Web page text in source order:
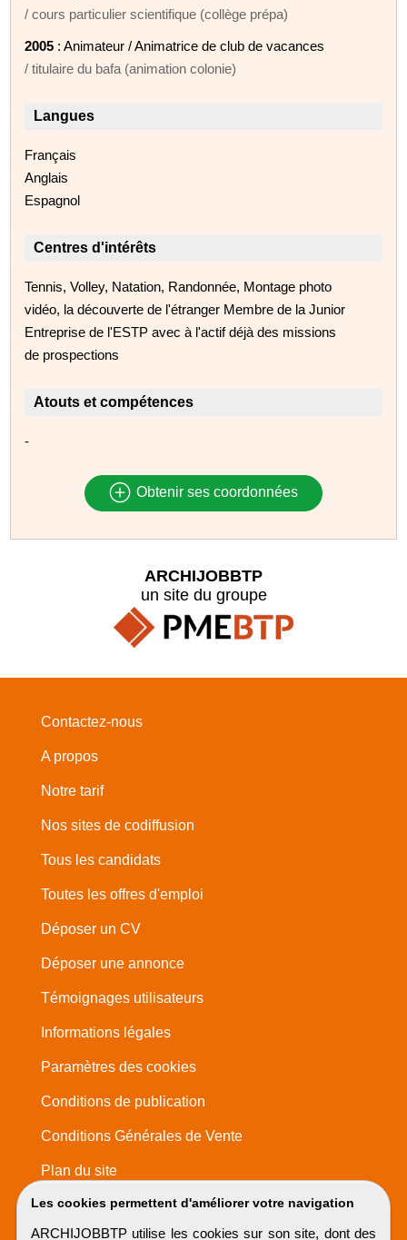
/ cours particulier scientifique (collège prépa)
2005 : Animateur / Animatrice de club de vacances
/ titulaire du bafa (animation colonie)
Langues
Français
Anglais
Espagnol
Centres d'intérêts
Tennis, Volley, Natation, Randonnée, Montage photo
vidéo, la découverte de l'étranger Membre de la Junior
Entreprise de l'ESTP avec à l'actif déjà des missions
de prospections
Atouts et compétences
-
Obtenir ses coordonnées
Les cookies permettent d'améliorer votre navigation
ARCHIJOBBTP utilise les cookies sur son site, dont des
ARCHIJOBBTP
un site du groupe
Contactez-nous
A propos
Notre tarif
Nos sites de codiffusion
Tous les candidats
Toutes les offres d'emploi
Déposer un CV
Déposer une annonce
Témoignages utilisateurs
Informations légales
Paramètres des cookies
Conditions de publication
Conditions Générales de Vente
Plan du site